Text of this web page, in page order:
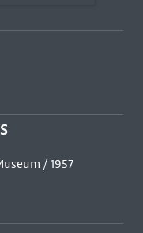
/ 1957